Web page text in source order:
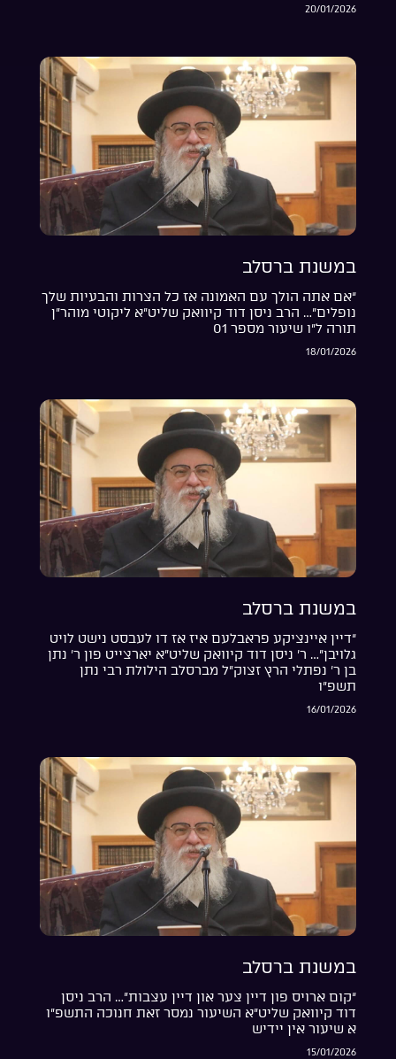
20/01/2026
במשנת ברסלב
“אם אתה הולך עם האמונה אז כל הצרות והבעיות שלך
נופלים”… הרב ניסן דוד קיוואק שליט”א ליקוטי מוהר”ן
תורה ל”ו שיעור מספר 01
18/01/2026
במשנת ברסלב
“דיין איינציקע פראבלעם איז אז דו לעבסט נישט לויט
גלויבן”… ר’ ניסן דוד קיוואק שליט”א יארצייט פון ר’ נתן
בן ר’ נפתלי הרץ זצוק”ל מברסלב הילולת רבי נתן
תשפ”ו
16/01/2026
במשנת ברסלב
“קום ארויס פון דיין צער און דיין עצבות”… הרב ניסן
דוד קיוואק שליט”א השיעור נמסר זאת חנוכה התשפ”ו
א שיעור אין יידיש
15/01/2026